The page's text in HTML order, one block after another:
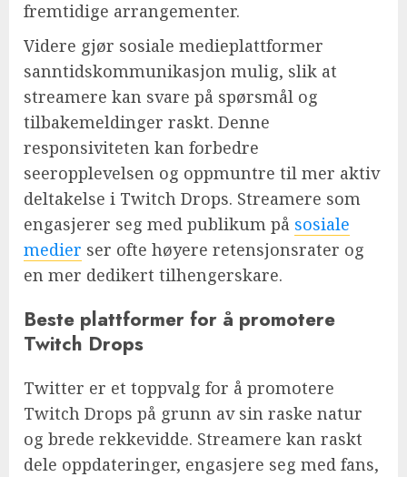
fremtidige arrangementer.
Videre gjør sosiale medieplattformer
sanntidskommunikasjon mulig, slik at
streamere kan svare på spørsmål og
tilbakemeldinger raskt. Denne
responsiviteten kan forbedre
seeropplevelsen og oppmuntre til mer aktiv
deltakelse i Twitch Drops. Streamere som
engasjerer seg med publikum på sosiale
medier ser ofte høyere retensjonsrater og
en mer dedikert tilhengerskare.
Beste plattformer for å promotere
Twitch Drops
Twitter er et toppvalg for å promotere
Twitch Drops på grunn av sin raske natur
og brede rekkevidde. Streamere kan raskt
dele oppdateringer, engasjere seg med fans,